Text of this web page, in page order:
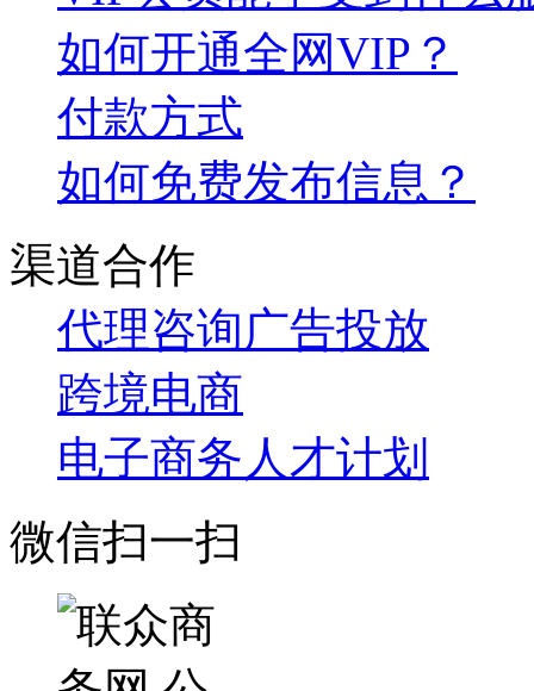
如何开通全网VIP？
付款方式
如何免费发布信息？
渠道合作
代理咨询广告投放
跨境电商
电子商务人才计划
微信扫一扫